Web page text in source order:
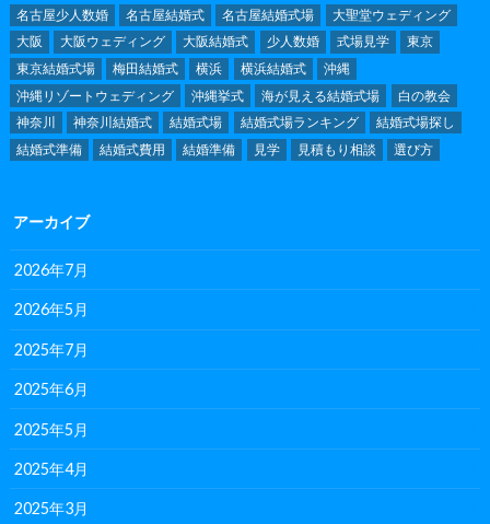
名古屋少人数婚
名古屋結婚式 名古屋結婚式場
大聖堂ウェディング
大阪
大阪ウェディング 大阪結婚式 少人数婚 式場見学
東京
東京結婚式場
梅田結婚式 横浜 横浜結婚式
沖縄
沖縄リゾートウェディング
沖縄挙式 海が見える結婚式場
白の教会
神奈川
神奈川結婚式 結婚式場 結婚式場ランキング
結婚式場探し
結婚式準備
結婚式費用 結婚準備 見学 見積もり相談 選び方
アーカイブ
2026年7月
2026年5月
2025年7月
2025年6月
2025年5月
2025年4月
2025年3月